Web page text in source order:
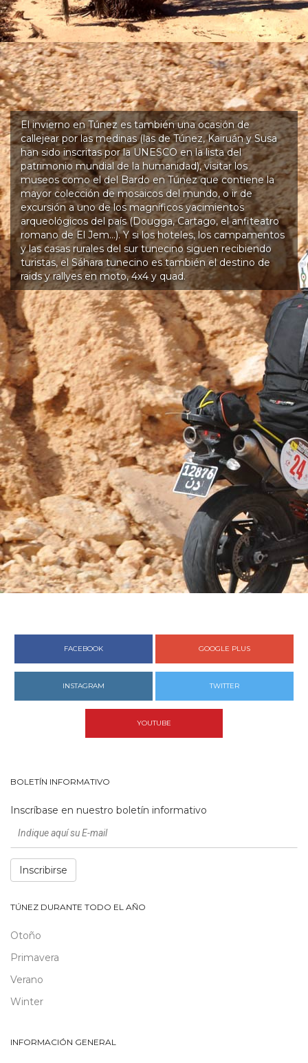
El invierno en Túnez es también una ocasión de
callejear por las medinas (las de Túnez, Kairuán y Susa
han sido inscritas por la UNESCO en la lista del
patrimonio mundial de la humanidad), visitar los
museos como el del Bardo en Túnez que contiene la
mayor colección de mosaicos del mundo, o ir de
excursión a uno de los magníficos yacimientos
arqueológicos del país (Dougga, Cartago, el anfiteatro
romano de El Jem…). Y si los hoteles, los campamentos
y las casas rurales del sur tunecino siguen recibiendo
turistas, el Sáhara tunecino es también el destino de
raids y rallyes en moto, 4x4 y quad.
FACEBOOK GOOGLE PLUS
INSTAGRAM TWITTER
YOUTUBE
BOLETÍN INFORMATIVO
Inscríbase en nuestro boletín informativo
Inscribirse
TÚNEZ DURANTE TODO EL AÑO
Otoño
Primavera
Verano
Winter
INFORMACIÓN GENERAL